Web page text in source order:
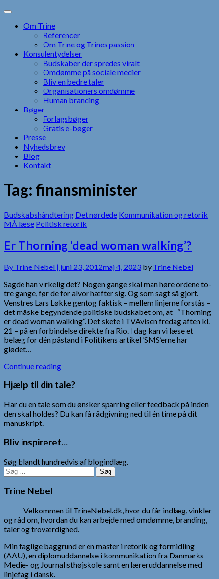
Skip
contentOm Trine
Referencer
Om Trine og Trines passion
Konsulentydelser
Budskaber der spredes viralt
Omdømme på sociale medier
Bliv en bedre taler
Organisationers omdømme
Human branding
Bøger
Forlagsbøger
Gratis e-bøger
Presse
Nyhedsbrev
Blog
Kontakt
Tag: finansminister
Budskabshåndtering Det nørdede Kommunikation og retorik
MÅ læse Politisk retorik
Er Thorning ‘dead woman walking’?
By Trine Nebel | juni 23, 2012maj 4, 2023 by Trine Nebel
Sagde han virkelig det? Nogen gange skal man høre ordene to-
tre gange, før de for alvor hæfter sig. Og som sagt så gjort.
Venstres Lars Løkke gentog faktisk – mellem linjerne forstås –
det måske begyndende politiske budskabet om, at : “Thorning
er dead woman walking“. Det skete i TVAvisen fredag aften kl.
21 – på en forbindelse direkte fra Rio. I dag kan vi læse et
belæg for dén påstand i Politikens artikel ‘SMS’erne har
glødet…
Continue reading
Hjælp til din tale?
Har du en tale som du ønsker sparring eller feedback på inden
den skal holdes? Du kan få rådgivning ned til én time på dit
manuskript.
Bliv inspireret…
Søg blandt hundredvis af blogindlæg.
Søg
efter:
Trine Nebel
Velkommen til TrineNebel.dk, hvor du får indlæg, vinkler
og råd om, hvordan du kan arbejde med omdømme, branding,
taler og troværdighed.
Min faglige baggrund er en master i retorik og formidling
(AAU), en diplomuddannelse i kommunikation fra Danmarks
Medie- og Journalisthøjskole samt en læreruddannelse med
linjefag i dansk.